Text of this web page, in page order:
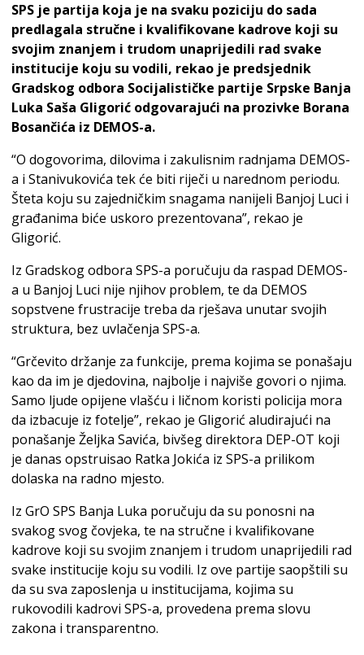
SPS je partija koja je na svaku poziciju do sada
predlagala stručne i kvalifikovane kadrove koji su
svojim znanjem i trudom unaprijedili rad svake
institucije koju su vodili, rekao je predsjednik
Gradskog odbora Socijalističke partije Srpske Banja
Luka Saša Gligorić odgovarajući na prozivke Borana
Bosančića iz DEMOS-a.
“O dogovorima, dilovima i zakulisnim radnjama DEMOS-
a i Stanivukovića tek će biti riječi u narednom periodu.
Šteta koju su zajedničkim snagama nanijeli Banjoj Luci i
građanima biće uskoro prezentovana”, rekao je
Gligorić.
Iz Gradskog odbora SPS-a poručuju da raspad DEMOS-
a u Banjoj Luci nije njihov problem, te da DEMOS
sopstvene frustracije treba da rješava unutar svojih
struktura, bez uvlačenja SPS-a.
“Grčevito držanje za funkcije, prema kojima se ponašaju
kao da im je djedovina, najbolje i najviše govori o njima.
Samo ljude opijene vlašću i ličnom koristi policija mora
da izbacuje iz fotelje”, rekao je Gligorić aludirajući na
ponašanje Željka Savića, bivšeg direktora DEP-OT koji
je danas opstruisao Ratka Jokića iz SPS-a prilikom
dolaska na radno mjesto.
Iz GrO SPS Banja Luka poručuju da su ponosni na
svakog svog čovjeka, te na stručne i kvalifikovane
kadrove koji su svojim znanjem i trudom unaprijedili rad
svake institucije koju su vodili. Iz ove partije saopštili su
da su sva zaposlenja u institucijama, kojima su
rukovodili kadrovi SPS-a, provedena prema slovu
zakona i transparentno.